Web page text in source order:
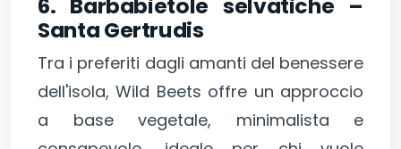
Santa Gertrudis
Tra i preferiti dagli amanti del benessere
dell'isola, Wild Beets offre un approccio
a base vegetale, minimalista e